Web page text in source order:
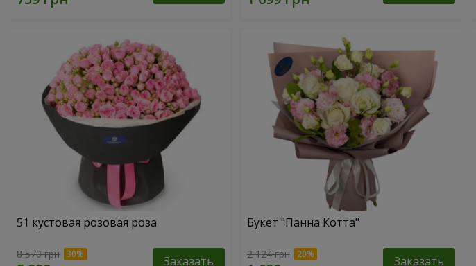
51 кустовая розовая роза
8 570 грн Заказать
Букет "Панна Котта"
2 124 грн Заказать